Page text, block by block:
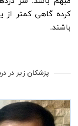
کرده گاهی کمتر
باشند.
پزشکان زیر در